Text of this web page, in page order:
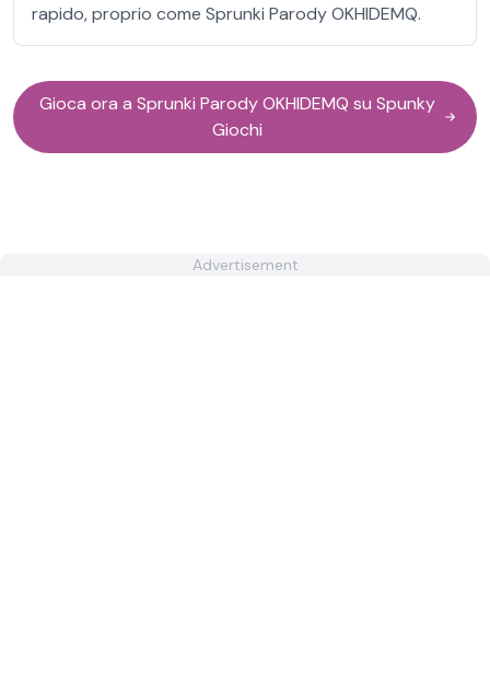
rapido, proprio come Sprunki Parody OKHIDEMQ.
Gioca ora a Sprunki Parody OKHIDEMQ su Spunky
Giochi
Advertisement